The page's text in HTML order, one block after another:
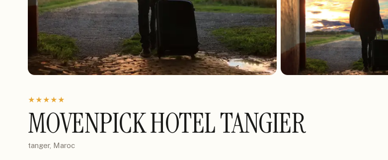
★★★★★
MOVENPICK HOTEL TANGIER
tanger, Maroc